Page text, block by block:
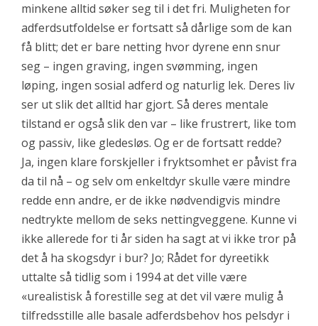
minkene alltid søker seg til i det fri. Muligheten for
adferdsutfoldelse er fortsatt så dårlige som de kan
få blitt; det er bare netting hvor dyrene enn snur
seg – ingen graving, ingen svømming, ingen
løping, ingen sosial adferd og naturlig lek. Deres liv
ser ut slik det alltid har gjort. Så deres mentale
tilstand er også slik den var – like frustrert, like tom
og passiv, like gledesløs. Og er de fortsatt redde?
Ja, ingen klare forskjeller i fryktsomhet er påvist fra
da til nå – og selv om enkeltdyr skulle være mindre
redde enn andre, er de ikke nødvendigvis mindre
nedtrykte mellom de seks nettingveggene. Kunne vi
ikke allerede for ti år siden ha sagt at vi ikke tror på
det å ha skogsdyr i bur? Jo; Rådet for dyreetikk
uttalte så tidlig som i 1994 at det ville være
«urealistisk å forestille seg at det vil være mulig å
tilfredsstille alle basale adferdsbehov hos pelsdyr i